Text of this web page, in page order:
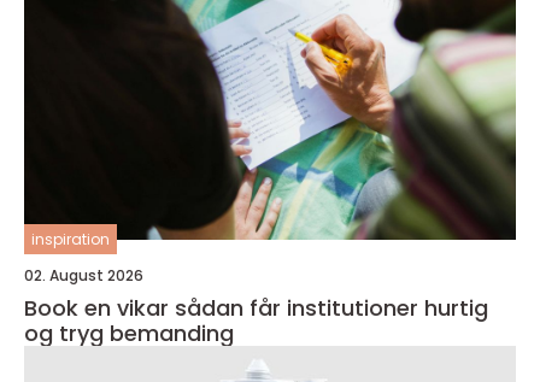
inspiration
02. August 2026
Book en vikar sådan får institutioner hurtig
og tryg bemanding